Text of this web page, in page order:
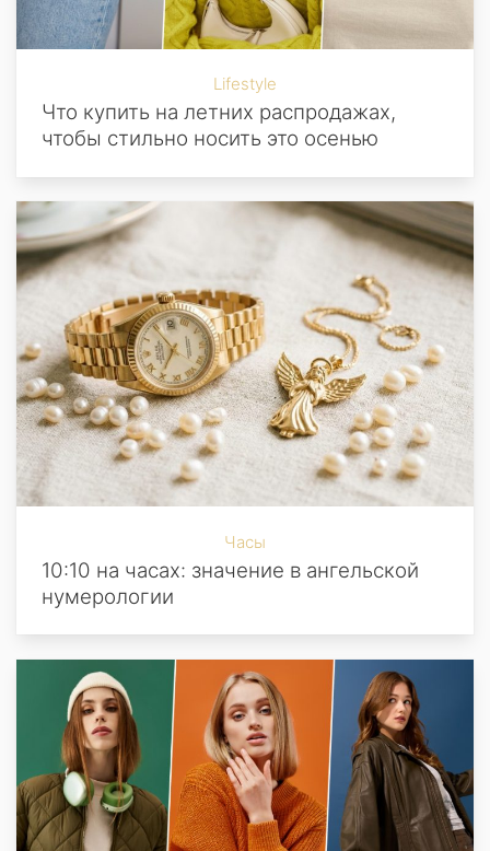
Lifestyle
Что купить на летних распродажах,
чтобы стильно носить это осенью
Часы
10:10 на часах: значение в ангельской
нумерологии